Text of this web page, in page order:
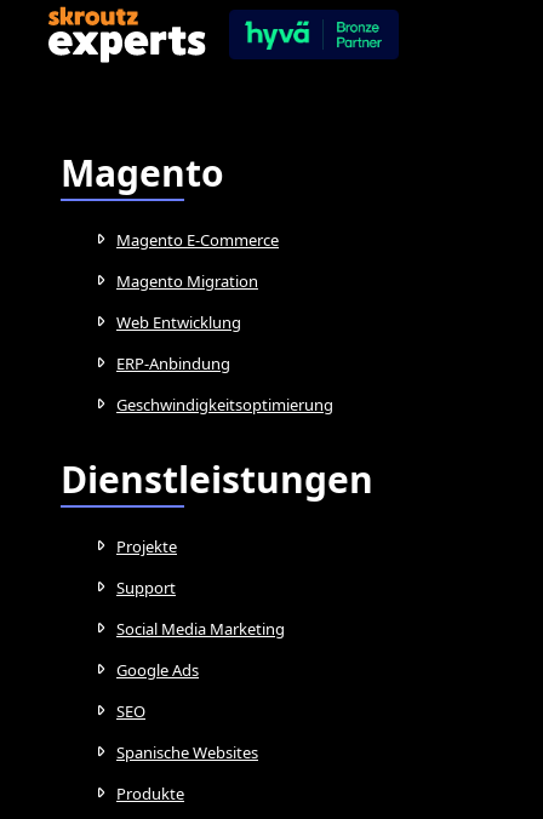
Magento
Magento E-Commerce
Magento Migration
Web Entwicklung
ERP-Anbindung
Geschwindigkeitsoptimierung
Dienstleistungen
Projekte
Support
Social Media Marketing
Google Ads
SEO
Spanische Websites
Produkte